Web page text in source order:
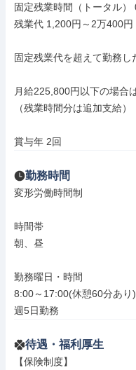
固定残業時間（トータル）
残業代 1,200円～2万400円
固定残業代を超えて勤務し
月給225,800円以下の場合
（残業時間分は追加支給）
賞与年 2回
勤務時間
変形労働時間制
時間帯
朝、昼
勤務曜日・時間
8:00～17:00(休憩60分あり)
週5日勤務
待遇・福利厚生
【保険制度】